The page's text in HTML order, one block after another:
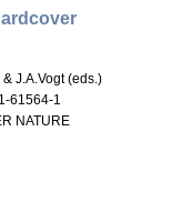
& J.A.Vogt (eds.)
61564-1
NATURE